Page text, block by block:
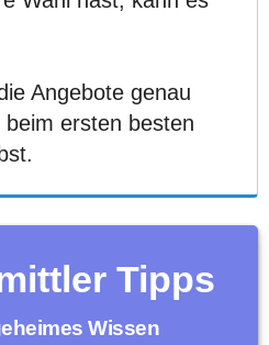
Angebote genau
ersten besten
Tipps
Wissen